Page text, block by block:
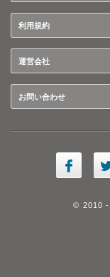
利用規約
運営会社
お問い合わせ
© 2010 -